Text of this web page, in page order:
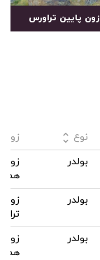
زون پایین تراورس
نوع زون
بولدر
زون
بولدر
زون
بولدر
زون